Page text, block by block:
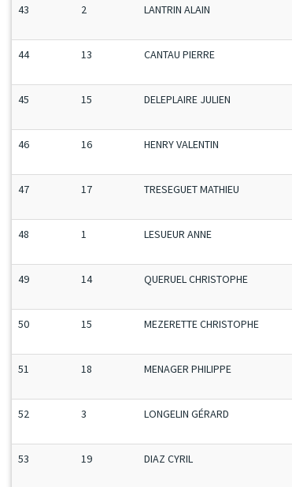
43 2 LANTRIN ALAIN
44 13 CANTAU PIERRE
45 15 DELEPLAIRE JULIEN
46 16 HENRY VALENTIN
47 17 TRESEGUET MATHIEU
48 1 LESUEUR ANNE
49 14 QUERUEL CHRISTOPHE
50 15 MEZERETTE CHRISTOPHE
51 18 MENAGER PHILIPPE
52 3 LONGELIN GÉRARD
53 19 DIAZ CYRIL